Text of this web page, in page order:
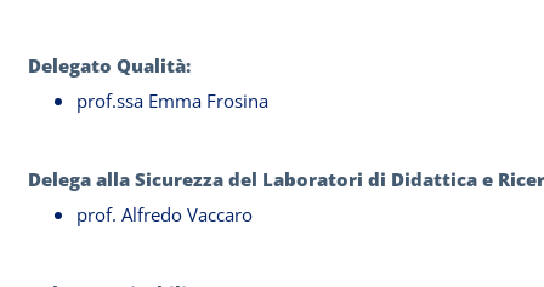
Delegato Qualità:
prof.ssa Emma Frosina
Delega alla Sicurezza del Laboratori di Didattica e
prof. Alfredo Vaccaro